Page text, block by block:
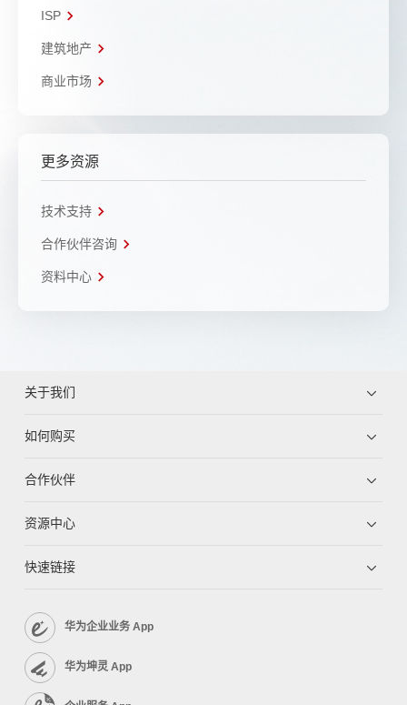
ISP
建筑地产
商业市场
更多资源
技术支持
合作伙伴咨询
资料中心
关于我们
如何购买
合作伙伴
资源中心
快速链接
华为企业业务 App
华为坤灵 App